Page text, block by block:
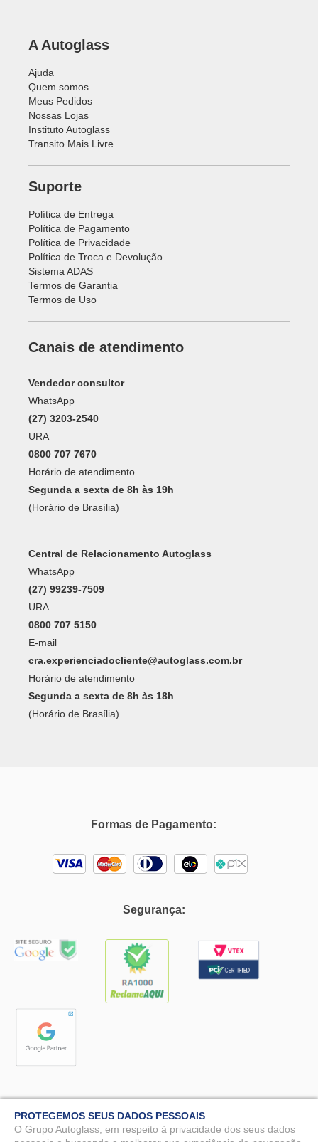
A Autoglass
Ajuda
Quem somos
Meus Pedidos
Nossas Lojas
Instituto Autoglass
Transito Mais Livre
Suporte
Política de Entrega
Política de Pagamento
Política de Privacidade
Política de Troca e Devolução
Sistema ADAS
Termos de Garantia
Termos de Uso
Canais de atendimento
Vendedor consultor
WhatsApp
(27) 3203-2540
URA
0800 707 7670
Horário de atendimento
Segunda a sexta de 8h às 19h
(Horário de Brasília)
Central de Relacionamento Autoglass
WhatsApp
(27) 99239-7509
URA
0800 707 5150
E-mail
cra.experienciadocliente@autoglass.com.br
Horário de atendimento
Segunda a sexta de 8h às 18h
(Horário de Brasília)
Formas de Pagamento:
Segurança:
PROTEGEMOS SEUS DADOS PESSOAIS
O Grupo Autoglass, em respeito à privacidade dos seus dados